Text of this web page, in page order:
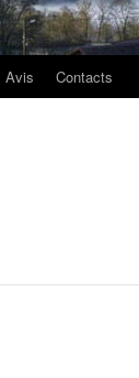
Avis Contacts